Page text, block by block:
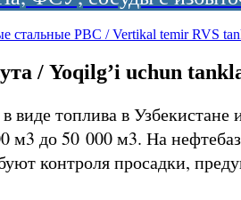
стальные РВС / Vertikal temir RVS
/ Yoqilg’i uchun
топлива в
м3 до 50 000 м3. На
контроля просадки,